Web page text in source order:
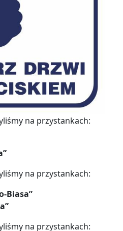
na przystankach:
na przystankach:
Biasa”
na przystankach: